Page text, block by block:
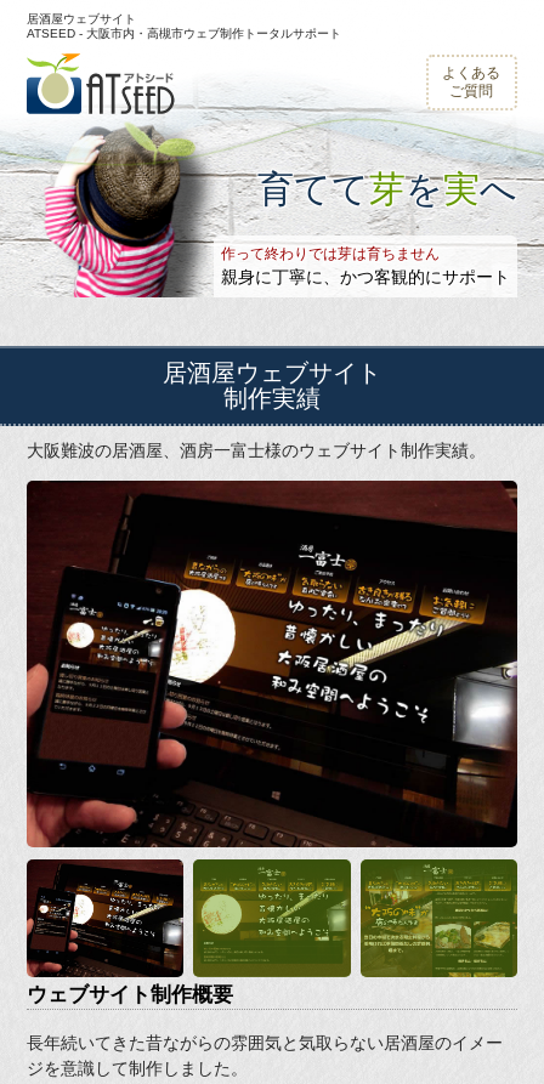
居酒屋ウェブサイト
ATSEED - 大阪市内・高槻市ウェブ制作トータルサポート
よくある
ご質問
育てて芽を実へ
作って終わりでは芽は育ちません
親身に丁寧に、かつ客観的にサポート
居酒屋ウェブサイト
制作実績
大阪難波の居酒屋、酒房一富士様のウェブサイト制作実績。
ウェブサイト制作概要
長年続いてきた昔ながらの雰囲気と気取らない居酒屋のイメー
ジを意識して制作しました。